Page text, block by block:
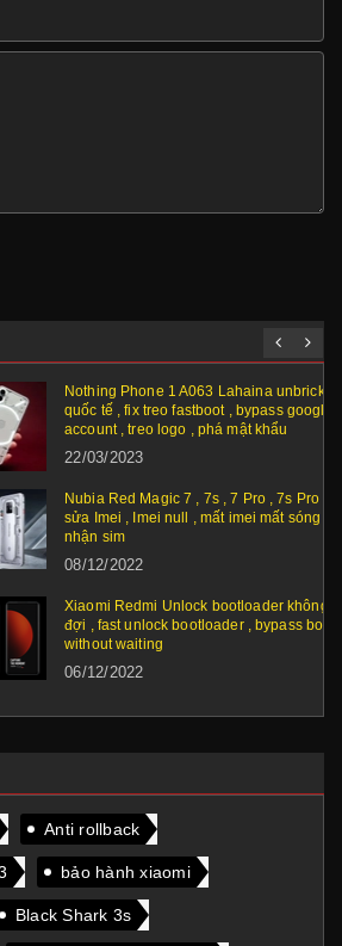
Phone 1 A063 Lahaina unbrick , cài rom
tế , fix treo fastboot , bypass google
, treo logo , phá mật khẩu
2023
Red Magic 7 , 7s , 7 Pro , 7s Pro Reapair
Imei , Imei null , mất imei mất sóng , không
sim
2022
Redmi Unlock bootloader không cần chờ
, fast unlock bootloader , bypass bootloader
waiting
12/2022
Anti rollback
bảo hành xiaomi
Black Shark 3s